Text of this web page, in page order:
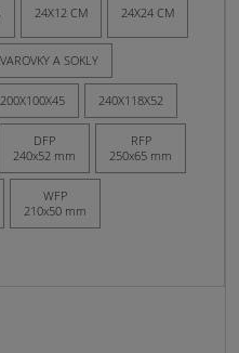
24X12 CM 24X24 CM
A SOKLY
200X100X45 240X118X52
DFP
240x52 mm
RFP
250x65 mm
WFP
210x50 mm